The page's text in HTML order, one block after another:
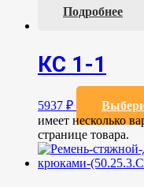
Подробнее
КС 1-1
5937 ₽
имеет несколько
странице товара.